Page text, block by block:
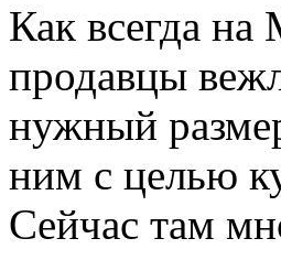
Как всегда
продавцы
нужный
ним с целью
Сейчас там